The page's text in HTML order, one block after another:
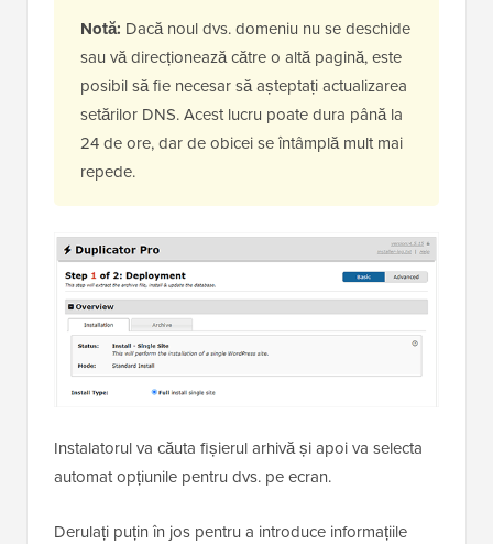
Notă: Dacă noul dvs. domeniu nu se deschide
sau vă direcționează către o altă pagină, este
posibil să fie necesar să așteptați actualizarea
setărilor DNS. Acest lucru poate dura până la
24 de ore, dar de obicei se întâmplă mult mai
repede.
Instalatorul va căuta fișierul arhivă și apoi va selecta
automat opțiunile pentru dvs. pe ecran.
Derulați puțin în jos pentru a introduce informațiile